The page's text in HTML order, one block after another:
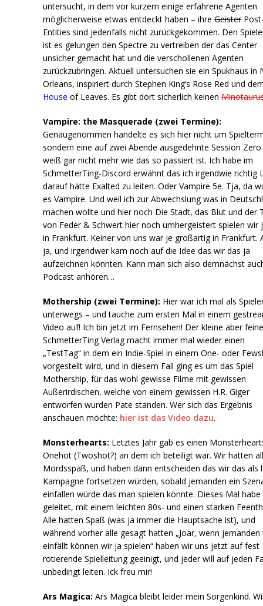
untersucht, in dem vor kurzem einige erfahrene Agenten
möglicherweise etwas entdeckt haben – ihreGeister
Entities sind jedenfalls nicht zurückgekommen. Den
ist es gelungen den Spectre zu vertreiben der das Center
unsicher gemacht hat und die verschollenen Agenten
zurückzubringen. Aktuell untersuchen sie ein Spukhaus in
Orleans, inspiriert durch Stephen King’s Rose Red und
House of Leaves. Es gibt dort sicherlich keinen
Vampire: the Masquerade (zwei Termine):
Genaugenommen handelte es sich hier nicht um
sondern eine auf zwei Abende ausgedehnte Session
weiß gar nicht mehr wie das so passiert ist. Ich habe im
SchmetterTing-Discord erwähnt das ich irgendwie richtig
darauf hätte Exalted zu leiten. Oder Vampire 5e. Tja, da
es Vampire. Und weil ich zur Abwechslung was in
machen wollte und hier noch Die Stadt, das Blut und der
von Feder & Schwert hier noch umhergeistert spielen wir
in Frankfurt. Keiner von uns war je großartig in Frankfurt.
ja, und irgendwer kam noch auf die Idee das wir das ja
aufzeichnen könnten. Kann man sich also demnächst
Podcast anhören…
Mothership (zwei Termine): Hier war ich mal als
unterwegs – und tauche zum ersten Mal in einem
Video auf! Ich bin jetzt im Fernsehen! Der kleine aber
SchmetterTing Verlag macht immer mal wieder einen
„TestTag“ in dem ein Indie-Spiel in einem One- oder
vorgestellt wird, und in diesem Fall ging es um das Spiel
Mothership, für das wohl gewisse Filme mit gewissen
Außerirdischen, welche von einem gewissen H.R. Giger
entworfen wurden Pate standen. Wer sich das Ergebnis
anschauen möchte: hier ist das Video dazu.
Monsterhearts: Letztes Jahr gab es einen
Onehot (Twoshot?) an dem ich beteiligt war. Wir hatten
Mordsspaß, und haben dann entscheiden das wir das als
Kampagne fortsetzen würden, sobald jemanden ein
einfallen würde das man spielen könnte. Dieses Mal habe
geleitet, mit einem leichten 80s- und einen starken
Alle hatten Spaß (was ja immer die Hauptsache ist), und
während vorher alle gesagt hatten „Joar, wenn jemanden
einfällt können wir ja spielen“ haben wir uns jetzt auf fest
rotierende Spielleitung geeinigt, und jeder will auf jeden
unbedingt leiten. Ick freu mir!
Ars Magica: Ars Magica bleibt leider mein Sorgenkind.